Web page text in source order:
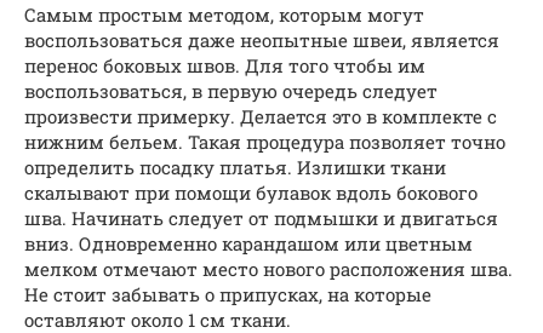
Самым простым методом, которым могут
воспользоваться даже неопытные швеи, является
перенос боковых швов. Для того чтобы им
воспользоваться, в первую очередь следует
произвести примерку. Делается это в комплекте с
нижним бельем. Такая процедура позволяет точно
определить посадку платья. Излишки ткани
скалывают при помощи булавок вдоль бокового
шва. Начинать следует от подмышки и двигаться
вниз. Одновременно карандашом или цветным
мелком отмечают место нового расположения шва.
Не стоит забывать о припусках, на которые
оставляют около 1 см ткани.